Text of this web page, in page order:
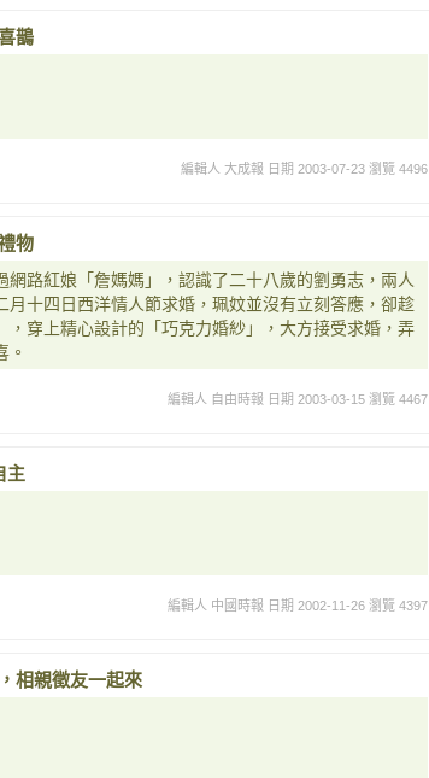
鵲
編輯人 大成報 日期 2003-07-23 瀏覽 4496
物
網路紅娘「詹媽媽」，認識了二十八歲的劉勇志，兩人
月十四日西洋情人節求婚，珮妏並沒有立刻答應，卻趁
，穿上精心設計的「巧克力婚紗」，大方接受求婚，弄
。
編輯人 自由時報 日期 2003-03-15 瀏覽 4467
主
編輯人 中國時報 日期 2002-11-26 瀏覽 4397
相親徵友一起來